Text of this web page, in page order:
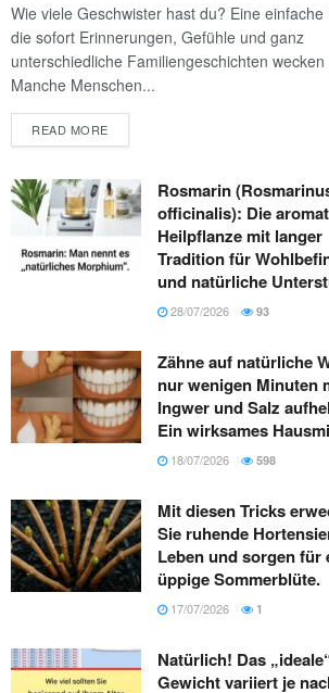
Wie viele Geschwister hast du? Eine einfache
die sofort Erinnerungen, Gefühle und ganz
unterschiedliche Familiengeschichten wecken
Manche Menschen...
READ MORE
Rosmarin
officinalis): Die
Heilpflanze mit langer
Tradition für
und natürliche
28/07/2026 93
Zähne auf natürliche
nur wenigen Minuten
Ingwer und Salz
Ein wirksames
18/07/2026 598
Mit diesen Tricks
Sie ruhende
Leben und sorgen für
üppige Sommerblüte.
17/07/2026 1
Natürlich! Das
Gewicht variiert je